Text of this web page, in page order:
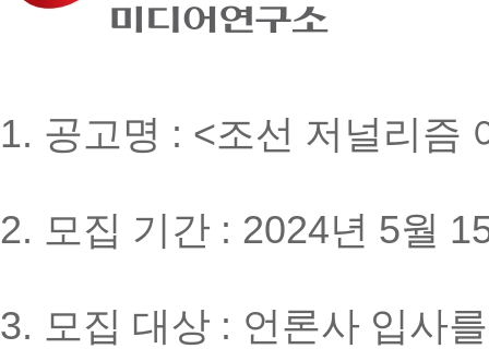
1. 공고명 : <조선 저널리즘
2. 모집 기간 : 2024년 5월
3. 모집 대상 : 언론사 입사